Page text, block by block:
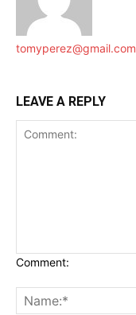
tomyperez@gmail.com
LEAVE A REPLY
Comment: